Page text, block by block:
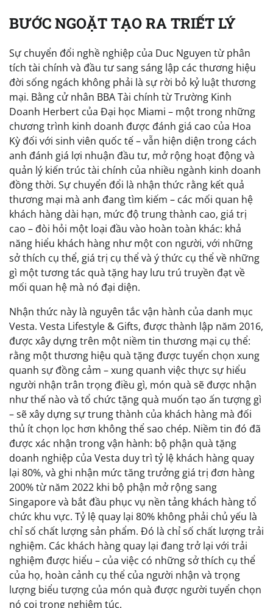
BƯỚC NGOẶT TẠO RA TRIẾT LÝ
Sự chuyển đổi nghề nghiệp của Duc Nguyen từ phân
tích tài chính và đầu tư sang sáng lập các thương hiệu
đời sống ngách không phải là sự rời bỏ kỷ luật thương
mại. Bằng cử nhân BBA Tài chính từ Trường Kinh
Doanh Herbert của Đại học Miami – một trong những
chương trình kinh doanh được đánh giá cao của Hoa
Kỳ đối với sinh viên quốc tế – vẫn hiện diện trong cách
anh đánh giá lợi nhuận đầu tư, mở rộng hoạt động và
quản lý kiến trúc tài chính của nhiều ngành kinh doanh
đồng thời. Sự chuyển đổi là nhận thức rằng kết quả
thương mại mà anh đang tìm kiếm – các mối quan hệ
khách hàng dài hạn, mức độ trung thành cao, giá trị
cao – đòi hỏi một loại đầu vào hoàn toàn khác: khả
năng hiểu khách hàng như một con người, với những
sở thích cụ thể, giá trị cụ thể và ý thức cụ thể về những
gì một tương tác quà tặng hay lưu trú truyền đạt về
mối quan hệ mà nó đại diện.
Nhận thức này là nguyên tắc vận hành của danh mục
Vesta. Vesta Lifestyle & Gifts, được thành lập năm 2016,
được xây dựng trên một niềm tin thương mại cụ thể:
rằng một thương hiệu quà tặng được tuyển chọn xung
quanh sự đồng cảm – xung quanh việc thực sự hiểu
người nhận trân trọng điều gì, món quà sẽ được nhận
như thế nào và tổ chức tặng quà muốn tạo ấn tượng gì
– sẽ xây dựng sự trung thành của khách hàng mà đối
thủ ít chọn lọc hơn không thể sao chép. Niềm tin đó đã
được xác nhận trong vận hành: bộ phận quà tặng
doanh nghiệp của Vesta duy trì tỷ lệ khách hàng quay
lại 80%, và ghi nhận mức tăng trưởng giá trị đơn hàng
200% từ năm 2022 khi bộ phận mở rộng sang
Singapore và bắt đầu phục vụ nền tảng khách hàng tổ
chức khu vực. Tỷ lệ quay lại 80% không phải chủ yếu là
chỉ số chất lượng sản phẩm. Đó là chỉ số chất lượng trải
nghiệm. Các khách hàng quay lại đang trở lại với trải
nghiệm được hiểu – của việc có những sở thích cụ thể
của họ, hoàn cảnh cụ thể của người nhận và trọng
lượng biểu tượng của món quà được người tuyển chọn
nó coi trọng nghiêm túc.